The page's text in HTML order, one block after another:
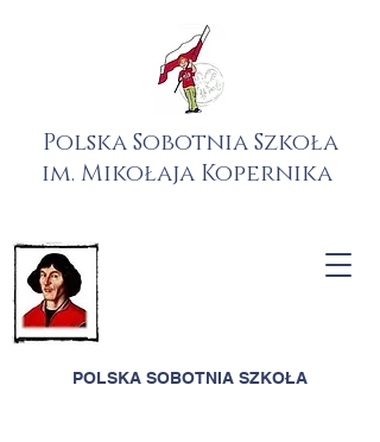
POLSKA SOBOTNIA SZKOŁA
Polska Sobotnia Szkoła
im. Mikołaja Kopernika